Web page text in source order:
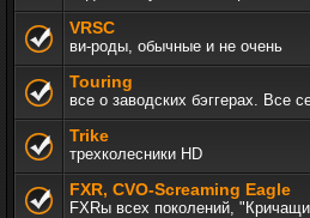
VRSC
ви-роды, обычные и не очень
Touring
все о заводских бэггерах. Все
Trike
трехколесники HD
FXR, СVO-Screaming Eagle
FXRы всех поколений,